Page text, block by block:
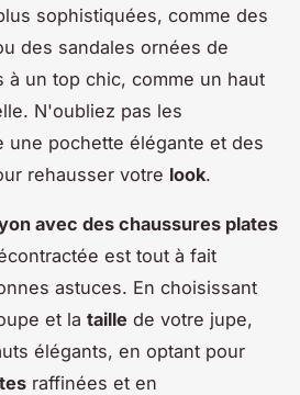
sophistiquées, comme des
des sandales ornées de
à un top chic, comme un haut
N'oubliez pas les
une pochette élégante et des
rehausser votre look.
avec des chaussures plates
est tout à fait
astuces. En choisissant
et la taille de votre jupe,
élégants, en optant pour
raffinées et en